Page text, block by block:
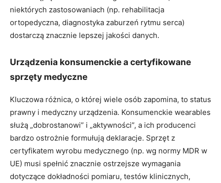
niektórych zastosowaniach (np. rehabilitacja
ortopedyczna, diagnostyka zaburzeń rytmu serca)
dostarczą znacznie lepszej jakości danych.
Urządzenia konsumenckie a certyfikowane
sprzęty medyczne
Kluczowa różnica, o której wiele osób zapomina, to status
prawny i medyczny urządzenia. Konsumenckie wearables
służą „dobrostanowi” i „aktywności”, a ich producenci
bardzo ostrożnie formułują deklaracje. Sprzęt z
certyfikatem wyrobu medycznego (np. wg normy MDR w
UE) musi spełnić znacznie ostrzejsze wymagania
dotyczące dokładności pomiaru, testów klinicznych,